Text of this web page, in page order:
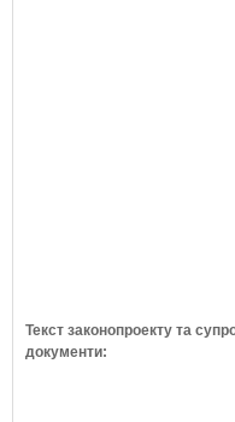
Текст законопроекту та
документи: